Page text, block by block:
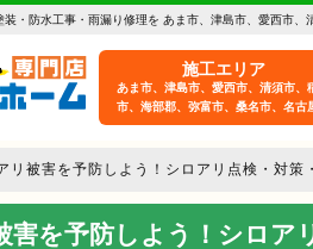
装・防水工事・雨漏り修理を あま市、津島市、愛西市
施工エリア
あま市、津島市、愛西市、清須市、
市、海部郡、弥富市、桑名市、名古
リ被害を予防しよう！シロアリ点検・対策
害を予防しよう！シロア